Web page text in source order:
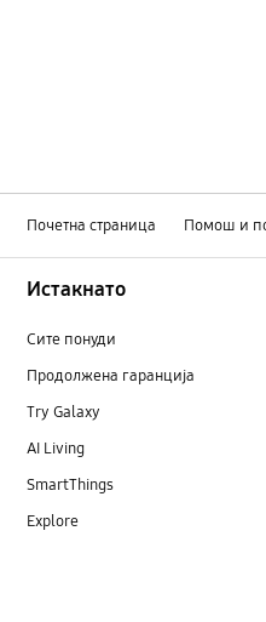
Почетна страница Помош и
Истакнато
Сите понуди
Продолжена гаранција
Try Galaxy
AI Living
SmartThings
Explore